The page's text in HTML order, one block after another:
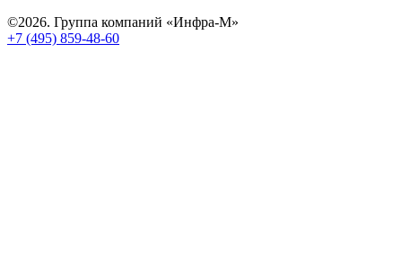
©2026. Группа компаний «Инфра-М»
+7 (495) 859-48-60